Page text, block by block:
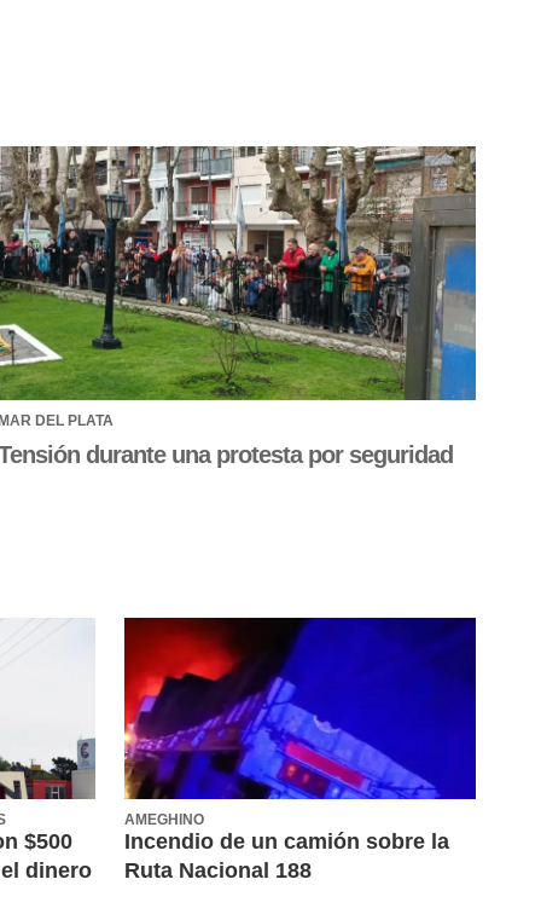
DEL PLATA
durante una protesta por seguridad
$500
dinero
AMEGHINO
Incendio de un camión sobre la
Ruta Nacional 188